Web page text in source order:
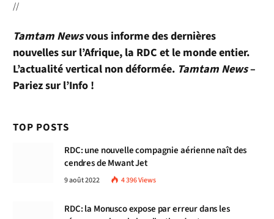
//
Tamtam Newsvous informe des dernières
nouvelles sur l’Afrique, la RDC et le monde entier.
L’actualité vertical non déformée. Tamtam News–
Pariez sur l’Info !
TOP POSTS
RDC: une nouvelle compagnie aérienne naît des
cendres de Mwant Jet
9 août 2022 4 396Views
RDC: la Monusco expose par erreur dans les